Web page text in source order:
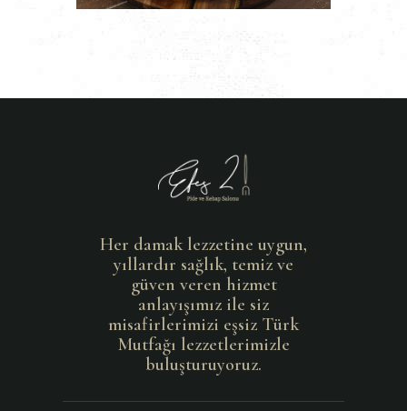
Her damak lezzetine uygun,
yıllardır sağlık, temiz ve
güven veren hizmet
anlayışımız ile siz
misafirlerimizi eşsiz Türk
Mutfağı lezzetlerimizle
buluşturuyoruz.